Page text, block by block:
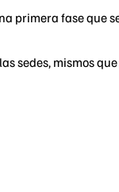
primera fase que
sedes, mismos